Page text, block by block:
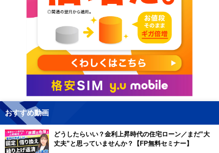
おすすめ動画
どうしたらいい？金利上昇時代の住宅ローン／まだ”大
丈夫”と思っていませんか？【FP無料セミナー】